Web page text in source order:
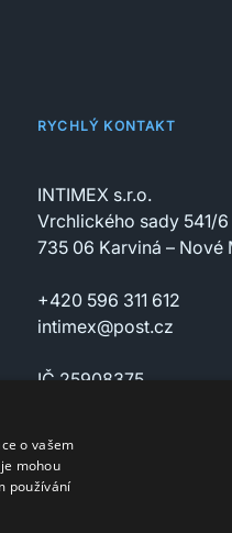
RYCHLÝ KONTAKT
INTIMEX s.r.o.
Vrchlického sady 541/6
735 06 Karviná – Nové
+420 596 311 612
intimex@post.cz
IČ 25908375
o vašem
mohou
používání